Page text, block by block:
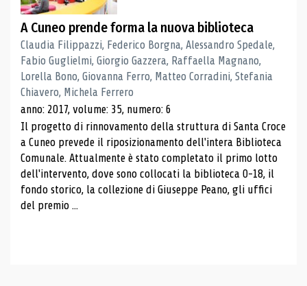
A Cuneo prende forma la nuova biblioteca
Claudia Filippazzi, Federico Borgna, Alessandro Spedale,
Fabio Guglielmi, Giorgio Gazzera, Raffaella Magnano,
Lorella Bono, Giovanna Ferro, Matteo Corradini, Stefania
Chiavero, Michela Ferrero
anno: 2017, volume: 35, numero: 6
Il progetto di rinnovamento della struttura di Santa Croce
a Cuneo prevede il riposizionamento dell'intera Biblioteca
Comunale. Attualmente è stato completato il primo lotto
dell'intervento, dove sono collocati la biblioteca 0-18, il
fondo storico, la collezione di Giuseppe Peano, gli uffici
del premio ...